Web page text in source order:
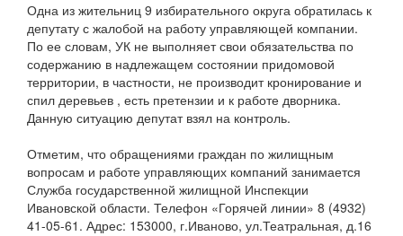
Одна из жительниц 9 избирательного округа обратилась к
депутату с жалобой на работу управляющей компании.
По ее словам, УК не выполняет свои обязательства по
содержанию в надлежащем состоянии придомовой
территории, в частности, не производит кронирование и
спил деревьев , есть претензии и к работе дворника.
Данную ситуацию депутат взял на контроль.
Отметим, что обращениями граждан по жилищным
вопросам и работе управляющих компаний занимается
Служба государственной жилищной Инспекции
Ивановской области. Телефон «Горячей линии» 8 (4932)
41-05-61. Адрес: 153000, г.Иваново, ул.Театральная, д.16